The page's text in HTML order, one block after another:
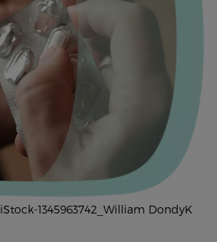
iStock-1345963742_William DondyK